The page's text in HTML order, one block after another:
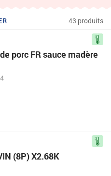
43 produits
porc FR sauce madère
(8P) X2.68K